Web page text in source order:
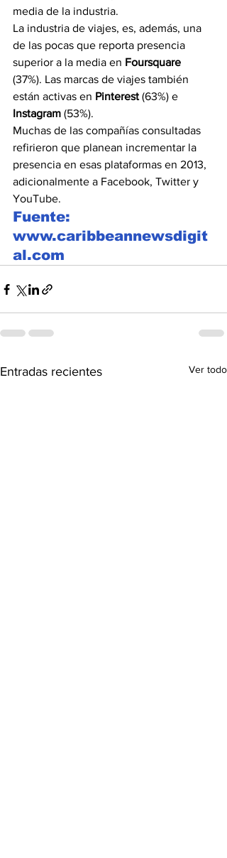
media de la industria.
La industria de viajes, es, además, una
de las pocas que reporta presencia
superior a la media en Foursquare
(37%). Las marcas de viajes también
están activas en Pinterest (63%) e
Instagram (53%).
Muchas de las compañías consultadas
refirieron que planean incrementar la
presencia en esas plataformas en 2013,
adicionalmente a Facebook, Twitter y
YouTube.
Fuente:
www.caribbeannewsdigit
al.com
Entradas recientes Ver todo